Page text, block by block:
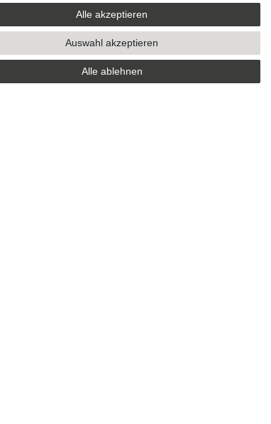
Solarlaterne 45cm Gartenfigur Statue
Fantasy Handbemalt Wetterfest Polyresin
Gartendekoration Terrasse Balkon
Geschenk Magische Deko Außenbereich
Solarbeleuchtung
Alle akzeptieren
Alle ablehnen
Auswahl akzeptieren